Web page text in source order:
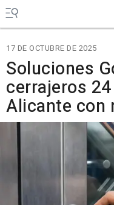
17 DE OCTUBRE DE 2025
Soluciones
cerrajeros
Alicante con